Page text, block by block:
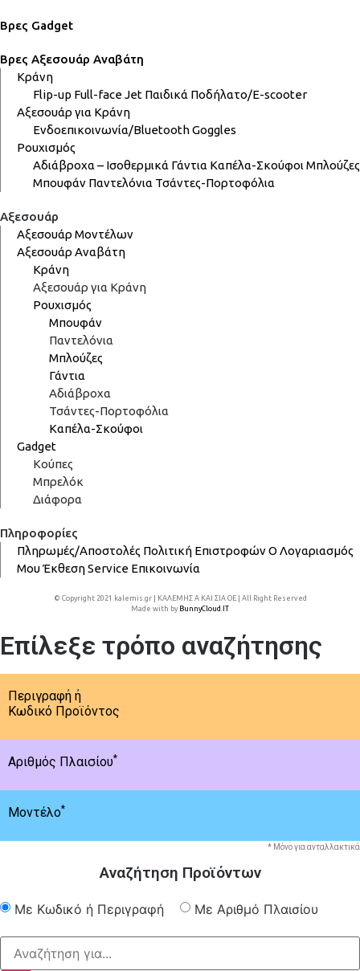
Βρες Gadget
Βρες Αξεσουάρ Αναβάτη
Κράνη
Flip-up Full-faceJet Παιδικά Ποδήλατο/E-scooter
Αξεσουάρ για Κράνη
Ενδοεπικοινωνία/BluetoothGoggles
Ρουχισμός
Αδιάβροχα – Ισοθερμικά Γάντια Καπέλα-Σκούφοι Μπλούζες
Μπουφάν Παντελόνια Τσάντες-Πορτοφόλια
Αξεσουάρ
Αξεσουάρ Μοντέλων
Αξεσουάρ Αναβάτη
Κράνη
Αξεσουάρ για Κράνη
Ρουχισμός
Μπουφάν
Παντελόνια
Μπλούζες
Γάντια
Αδιάβροχα
Τσάντες-Πορτοφόλια
Καπέλα-Σκούφοι
Gadget
Κούπες
Μπρελόκ
Διάφορα
Πληροφορίες
Πληρωμές/Αποστολές Πολιτική ΕπιστροφώνΟ Λογαριασμός
ΜουΈκθεσηService Επικοινωνία
© Copyright 2021 kalemis.gr | ΚΑΛΕΜΗΣ Α ΚΑΙ ΣΙΑ ΟΕ | All Right Reserved
Made with by BunnyCloud.IT
Επίλεξε τρόπο αναζήτησης
Περιγραφή ή
Κωδικό Προϊόντος
Αριθμός Πλαισίου*
Μοντέλο*
* Μόνο για ανταλλακτικά
Αναζήτηση Προϊόντων
Με Κωδικό ή Περιγραφή Με Αριθμό Πλαισίου